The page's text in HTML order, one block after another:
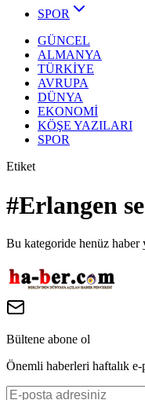
SPOR
GÜNCEL
ALMANYA
TÜRKİYE
AVRUPA
DÜNYA
EKONOMİ
KÖŞE YAZILARI
SPOR
Etiket
#Erlangen
Bu kategoride henüz haber
Bültene abone ol
Önemli haberleri haftalık e-